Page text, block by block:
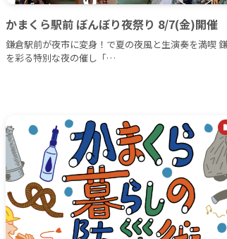
かまくら駅前 ぼんぼり夜祭り 8/7(金)開催
鎌倉駅前が夜市に変身！で夏の夜風と生演奏を満喫
を彩る特別な夜の催し「…